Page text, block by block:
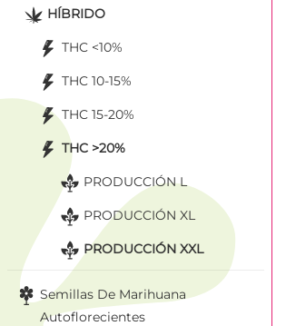
HÍBRIDO
THC <10%
THC 10-15%
THC 15-20%
THC >20%
PRODUCCIÓN L
PRODUCCIÓN XL
PRODUCCIÓN XXL
Semillas De Marihuana
Autoflorecientes